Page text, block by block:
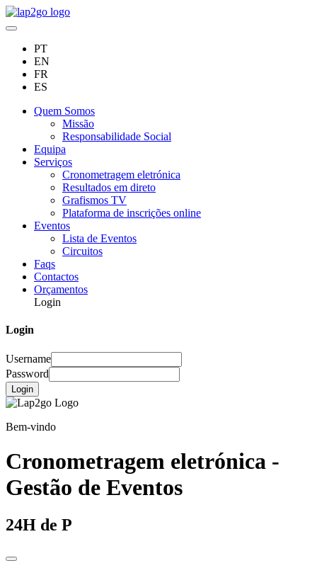
PT
EN
FR
ES
Quem Somos
Missão
Responsabilidade Social
Equipa
Serviços
Cronometragem eletrónica
Resultados em direto
Grafismos TV
Plataforma de inscrições online
Eventos
Lista de Eventos
Circuitos
Faqs
Contactos
Orçamentos
Login
Login
Username
Password
Login
Bem-vindo
Cronometragem eletrónica -
Gestão de Eventos
24H de P